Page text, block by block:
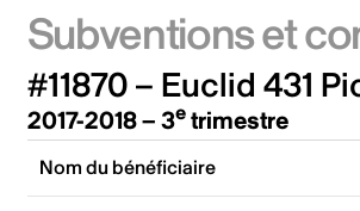
Subventions et
#11870 – Euclid 431
2017-2018 – 3etrimestre
Nom du bénéficiaire